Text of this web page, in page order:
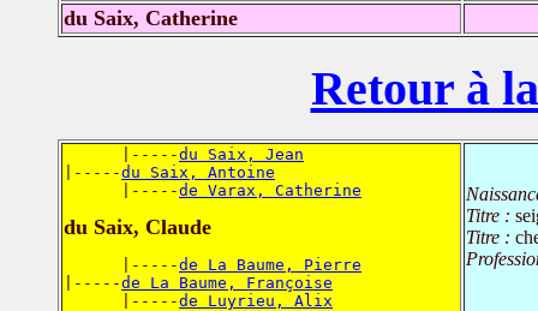
du Saix, Catherine
Retour à
      |-----
du Saix, Jean
|-----du Saix, Antoine
      |-----
de Varax, Catherine
du Saix, Claude
      |-----
de La Baume, Pierre
|-----de La Baume, Françoise
      |-----
de Luyrieu, Alix
Titre :
Titre :